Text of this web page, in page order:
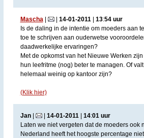
Mascha| | 14-01-2011| 13:54 uur
Is de daling in de intentie om moeders aan
toe te schrijven aan ouderwetse
daadwerkelijke ervaringen?
Met de opkomst van het Nieuwe Werken
hun leefritme (nog) beter te managen. Of
helemaal weinig op kantoor zijn?
(Klik hier)
Jan| | 14-01-2011| 14:01 uur
Laten we niet vergeten dat de moeders
Nederland heeft het hoogste percentage